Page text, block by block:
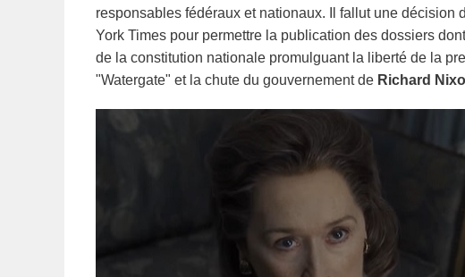
responsables fédéraux et nationaux. Il fallut une
York Times pour permettre la publication des dossiers
de la constitution nationale promulguant la liberté de la
"Watergate" et la chute du gouvernement de Richard